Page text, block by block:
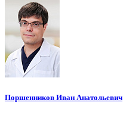
Поршенников Иван Анатольевич